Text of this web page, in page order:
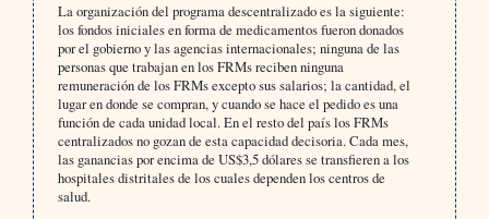
La organización del programa descentralizado es la siguiente:
los fondos iniciales en forma de medicamentos fueron donados
por el gobierno y las agencias internacionales; ninguna de las
personas que trabajan en los FRMs reciben ninguna
remuneración de los FRMs excepto sus salarios; la cantidad, el
lugar en donde se compran, y cuando se hace el pedido es una
función de cada unidad local. En el resto del país los FRMs
centralizados no gozan de esta capacidad decisoria. Cada mes,
las ganancias por encima de US$3,5 dólares se transfieren a los
hospitales distritales de los cuales dependen los centros de
salud.